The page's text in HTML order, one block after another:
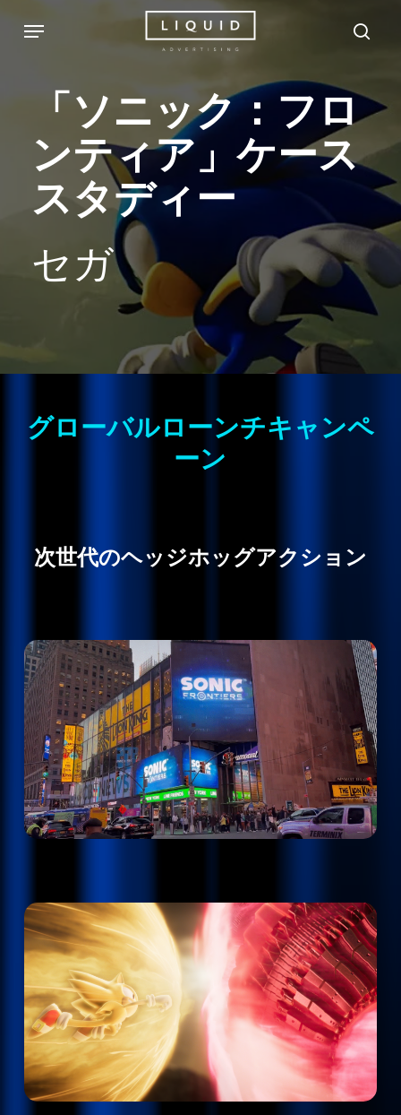
content
Menu
「ソニック：フロ
ンティア」ケース
スタディー
セガ
グローバルローンチキャンペ
ーン
次世代のヘッジホッグアクション